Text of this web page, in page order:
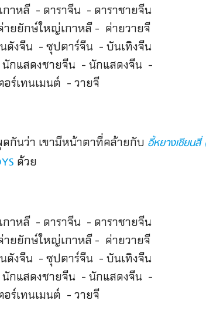
กันว่า เขามีหน้าตาที่คล้ายกับ อี้หยางเชียนสี่
ด้วย